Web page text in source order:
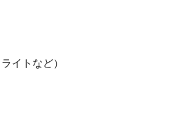
イトなど）